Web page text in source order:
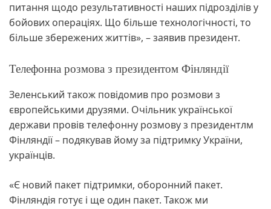
питання щодо результативності наших підрозділів у
бойових операціях. Що більше технологічності, то
більше збережених життів», – заявив президент.
Телефонна розмова з президентом Фінляндії
Зеленський також повідомив про розмови з
європейськими друзями. Очільник української
держави провів телефонну розмову з президентлм
Фінляндії – подякував йому за підтримку України,
українців.
«Є новий пакет підтримки, оборонний пакет.
Фінляндія готує і ще один пакет. Також ми